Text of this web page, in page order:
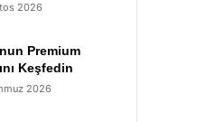
2026
Premium
Keşfedin
2026